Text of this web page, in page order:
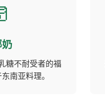
糖不耐受者的福
南亚料理。